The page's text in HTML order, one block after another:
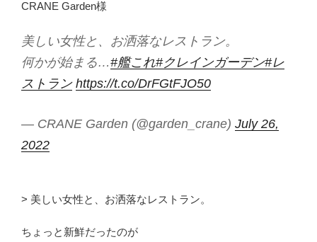
CRANE Garden様
美しい女性と、お洒落なレストラン。
何かが始まる…#艦これ#クレインガーデン#レ
ストラン https://t.co/DrFGtFJO50
— CRANE Garden (@garden_crane) July 26,
2022
> 美しい女性と、お洒落なレストラン。
ちょっと新鮮だったのが